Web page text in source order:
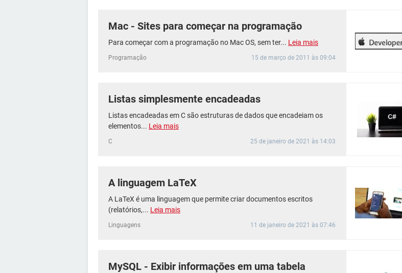
Mac - Sites para começar na programação
Para começar com a programação no Mac OS, sem ter... Leia mais
Programação 15 de março de 2011 às 09:04
Listas simplesmente encadeadas
Listas encadeadas em C são estruturas de dados que encadeiam os
elementos... Leia mais
C 25 de janeiro de 2021 às 14:03
A linguagem LaTeX
A LaTeX é uma linguagem que permite criar documentos escritos
(relatórios,... Leia mais
Linguagens 11 de janeiro de 2021 às 07:46
MySQL - Exibir informações em uma tabela